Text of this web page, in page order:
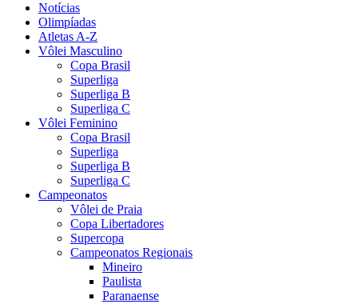
Notícias
Olimpíadas
Atletas A-Z
Vôlei Masculino
Copa Brasil
Superliga
Superliga B
Superliga C
Vôlei Feminino
Copa Brasil
Superliga
Superliga B
Superliga C
Campeonatos
Vôlei de Praia
Copa Libertadores
Supercopa
Campeonatos Regionais
Mineiro
Paulista
Paranaense